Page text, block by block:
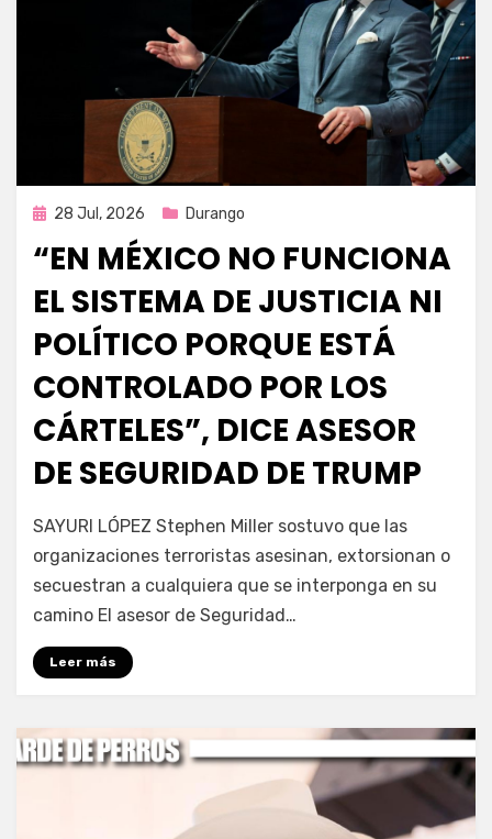
Publicada
28 Jul, 2026 Durango
“EN MÉXICO NO FUNCIONA
EL SISTEMA DE JUSTICIA NI
POLÍTICO PORQUE ESTÁ
CONTROLADO POR LOS
CÁRTELES”, DICE ASESOR
DE SEGURIDAD DE TRUMP
porFernando Miranda Servín
SAYURI LÓPEZ Stephen Miller sostuvo que las
organizaciones terroristas asesinan, extorsionan o
secuestran a cualquiera que se interponga en su
camino El asesor de Seguridad…
Leer más